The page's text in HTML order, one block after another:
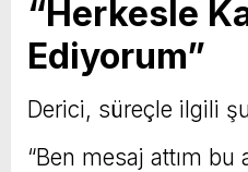
“Herkesle
Ediyorum”
Derici, süreçle ilgili
“Ben mesaj attım bu